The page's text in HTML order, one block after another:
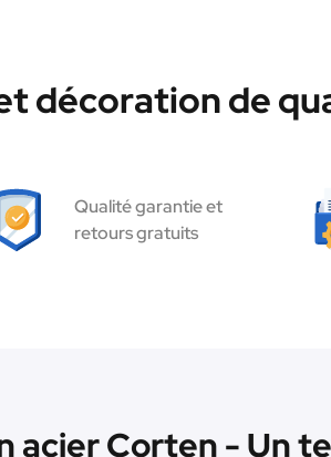
décoration de
Qualité garantie et
retours gratuits
acier Corten - Un